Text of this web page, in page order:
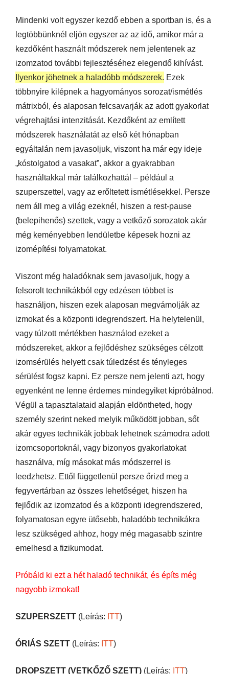
Mindenki volt egyszer kezdő ebben a sportban is, és a
legtöbbünknél eljön egyszer az az idő, amikor már a
kezdőként használt módszerek nem jelentenek az
izomzatod további fejlesztéséhez elegendő kihívást.
Ilyenkor jöhetnek a haladóbb módszerek. Ezek
többnyire kilépnek a hagyományos sorozat/ismétlés
mátrixból, és alaposan felcsavarják az adott gyakorlat
végrehajtási intenzitását. Kezdőként az említett
módszerek használatát az első két hónapban
egyáltalán nem javasoljuk, viszont ha már egy ideje
„kóstolgatod a vasakat”, akkor a gyakrabban
használtakkal már találkozhattál – például a
szuperszettel, vagy az erőltetett ismétlésekkel. Persze
nem áll meg a világ ezeknél, hiszen a rest-pause
(belepihenős) szettek, vagy a vetkőző sorozatok akár
még keményebben lendületbe képesek hozni az
izomépítési folyamatokat.
Viszont még haladóknak sem javasoljuk, hogy a
felsorolt technikákból egy edzésen többet is
használjon, hiszen ezek alaposan megvámolják az
izmokat és a központi idegrendszert. Ha helytelenül,
vagy túlzott mértékben használod ezeket a
módszereket, akkor a fejlődéshez szükséges célzott
izomsérülés helyett csak túledzést és tényleges
sérülést fogsz kapni. Ez persze nem jelenti azt, hogy
egyenként ne lenne érdemes mindegyiket kipróbálnod.
Végül a tapasztalataid alapján eldöntheted, hogy
személy szerint neked melyik működött jobban, sőt
akár egyes technikák jobbak lehetnek számodra adott
izomcsoportoknál, vagy bizonyos gyakorlatokat
használva, míg másokat más módszerrel is
leedzhetsz. Ettől függetlenül persze őrizd meg a
fegyvertárban az összes lehetőséget, hiszen ha
fejlődik az izomzatod és a központi idegrendszered,
folyamatosan egyre ütősebb, haladóbb technikákra
lesz szükséged ahhoz, hogy még magasabb szintre
emelhesd a fizikumodat.
Próbáld ki ezt a hét haladó technikát, és építs még
nagyobb izmokat!
SZUPERSZETT (Leírás: ITT)
ÓRIÁS SZETT (Leírás: ITT)
DROPSZETT (VETKŐZŐ SZETT) (Leírás: ITT)